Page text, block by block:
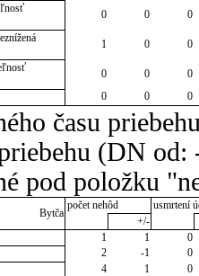
0 0
0
1 0
0
0 0
0
0 0 0
času
(DN
pod položku
Bytča
počet nehôd
usmrtení
+/-
1 1
0
2 -1
0
4 1
0